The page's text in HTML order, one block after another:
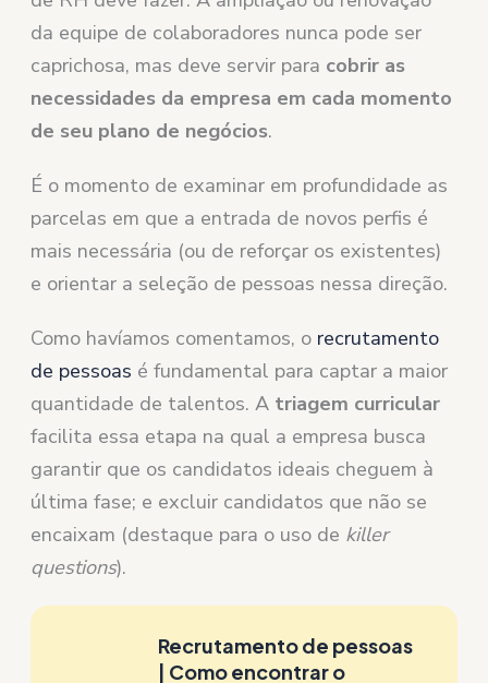
da equipe de colaboradores nunca pode ser
caprichosa, mas deve servir para cobrir as
necessidades da empresa em cada momento
de seu plano de negócios.
É o momento de examinar em profundidade as
parcelas em que a entrada de novos perfis é
mais necessária (ou de reforçar os existentes)
e orientar a seleção de pessoas nessa direção.
Como havíamos comentamos, o recrutamento
de pessoas é fundamental para captar a maior
quantidade de talentos. A triagem curricular
facilita essa etapa na qual a empresa busca
garantir que os candidatos ideais cheguem à
última fase; e excluir candidatos que não se
encaixam (destaque para o uso de killer
questions).
Recrutamento de pessoas
| Como encontrar o